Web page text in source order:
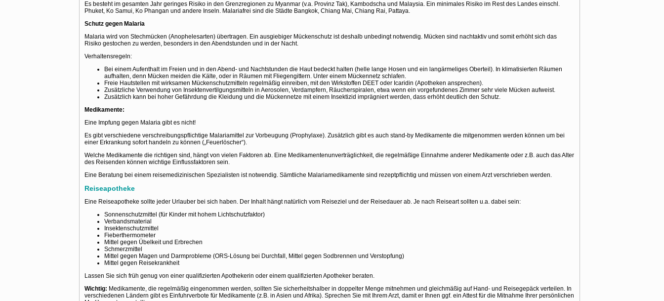
Es besteht im gesamten Jahr geringes Risiko in den Grenzregionen zu Myanmar (v.a. Provinz Tak), Kambodscha und Malaysia. Ein minimales Risiko im Rest des Landes einschl.
Phuket, Ko Samui, Ko Phangan und andere Inseln. Malariafrei sind die Städte Bangkok, Chiang Mai, Chiang Rai, Pattaya.
Schutz gegen Malaria
Malaria wird von Stechmücken (Anophelesarten) übertragen. Ein ausgiebiger Mückenschutz ist deshalb unbedingt notwendig. Mücken sind nachtaktiv und somit erhöht sich das
Risiko gestochen zu werden, besonders in den Abendstunden und in der Nacht.
Verhaltensregeln:
Bei einem Aufenthalt im Freien und in den Abend- und Nachtstunden die Haut bedeckt halten (helle lange Hosen und ein langärmeliges Oberteil). In klimatisierten Räumen
aufhalten, denn Mücken meiden die Kälte, oder in Räumen mit Fliegengittern. Unter einem Mückennetz schlafen.
Freie Hautstellen mit wirksamen Mückenschutzmitteln regelmäßig einreiben, mit den Wirkstoffen DEET oder Icaridin (Apotheken ansprechen).
Zusätzliche Verwendung von Insektenvertilgungsmitteln in Aerosolen, Verdampfern, Räucherspiralen, etwa wenn ein vorgefundenes Zimmer sehr viele Mücken aufweist.
Zusätzlich kann bei hoher Gefährdung die Kleidung und die Mückennetze mit einem Insektizid imprägniert werden, dass erhöht deutlich den Schutz.
Medikamente:
Eine Impfung gegen Malaria gibt es nicht!
Es gibt verschiedene verschreibungspflichtige Malariamittel zur Vorbeugung (Prophylaxe). Zusätzlich gibt es auch stand-by Medikamente die mitgenommen werden können um bei
einer Erkrankung sofort handeln zu können („Feuerlöscher“).
Welche Medikamente die richtigen sind, hängt von vielen Faktoren ab. Eine Medikamentenunverträglichkeit, die regelmäßige Einnahme anderer Medikamente oder z.B. auch das Alter
des Reisenden können wichtige Einflussfaktoren sein.
Eine Beratung bei einem reisemedizinischen Spezialisten ist notwendig. Sämtliche Malariamedikamente sind rezeptpflichtig und müssen von einem Arzt verschrieben werden.
Reiseapotheke
Eine Reiseapotheke sollte jeder Urlauber bei sich haben. Der Inhalt hängt natürlich vom Reiseziel und der Reisedauer ab. Je nach Reiseart sollten u.a. dabei sein:
Sonnenschutzmittel (für Kinder mit hohem Lichtschutzfaktor)
Verbandsmaterial
Insektenschutzmittel
Fieberthermometer
Mittel gegen Übelkeit und Erbrechen
Schmerzmittel
Mittel gegen Magen und Darmprobleme (ORS-Lösung bei Durchfall, Mittel gegen Sodbrennen und Verstopfung)
Mittel gegen Reisekrankheit
Lassen Sie sich früh genug von einer qualifizierten Apothekerin oder einem qualifizierten Apotheker beraten.
Wichtig: Medikamente, die regelmäßig eingenommen werden, sollten Sie sicherheitshalber in doppelter Menge mitnehmen und gleichmäßig auf Hand- und Reisegepäck verteilen. In
verschiedenen Ländern gibt es Einfuhrverbote für Medikamente (z.B. in Asien und Afrika). Sprechen Sie mit Ihrem Arzt, damit er Ihnen ggf. ein Attest für die Mitnahme Ihrer persönlichen